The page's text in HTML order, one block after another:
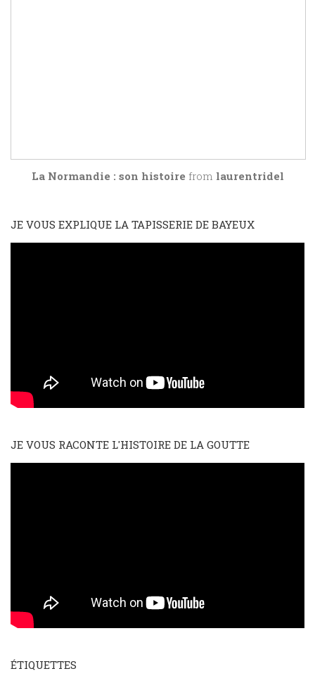
La Normandie : son histoire from laurentridel
JE VOUS EXPLIQUE LA TAPISSERIE DE BAYEUX
JE VOUS RACONTE L'HISTOIRE DE LA GOUTTE
ÉTIQUETTES